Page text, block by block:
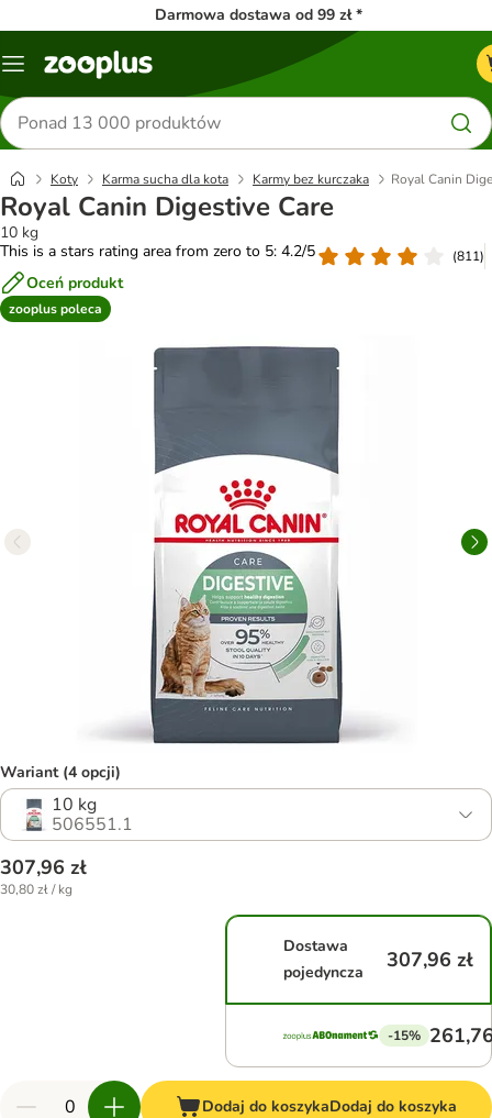
Darmowa dostawa od 99 zł *
Menu
Szukaj
produktów
Koty Karma sucha dla kota Karmy bez kurczaka Royal Canin
Royal Canin Digestive Care
10 kg
This is a stars rating area from zero to 5: 4.2/5
(811)
Oceń produkt
zooplus poleca
Wariant (4 opcji)
10 kg
506551.1
307,96 zł
30,80 zł / kg
Dostawa
pojedyncza
307,96 zł
-15%
Dodaj do koszykaDodaj do koszyka